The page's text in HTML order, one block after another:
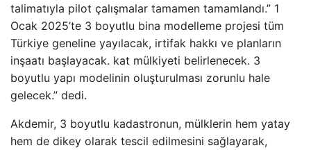
talimatıyla pilot çalışmalar tamamen tamamlandı.” 1
Ocak 2025’te 3 boyutlu bina modelleme projesi tüm
Türkiye geneline yayılacak, irtifak hakkı ve planların
inşaatı başlayacak. kat mülkiyeti belirlenecek. 3
boyutlu yapı modelinin oluşturulması zorunlu hale
gelecek.” dedi.
Akdemir, 3 boyutlu kadastronun, mülklerin hem yatay
hem de dikey olarak tescil edilmesini sağlayarak,